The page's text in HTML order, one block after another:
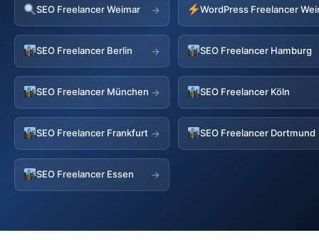
SEO Freelancer Weimar → WordPress Freelancer
SEO Freelancer Berlin → SEO Freelancer Hamburg
SEO Freelancer München → SEO Freelancer Köln
SEO Freelancer Frankfurt → SEO Freelancer Dortmund
SEO Freelancer Essen →